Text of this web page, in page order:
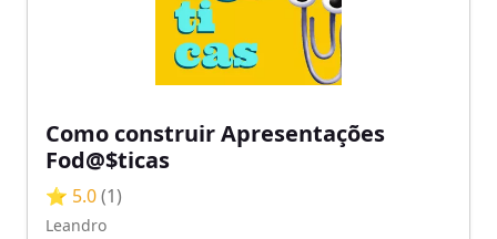
Como construir Apresentações
Fod@$ticas
⭐ 5.0(1)
Leandro